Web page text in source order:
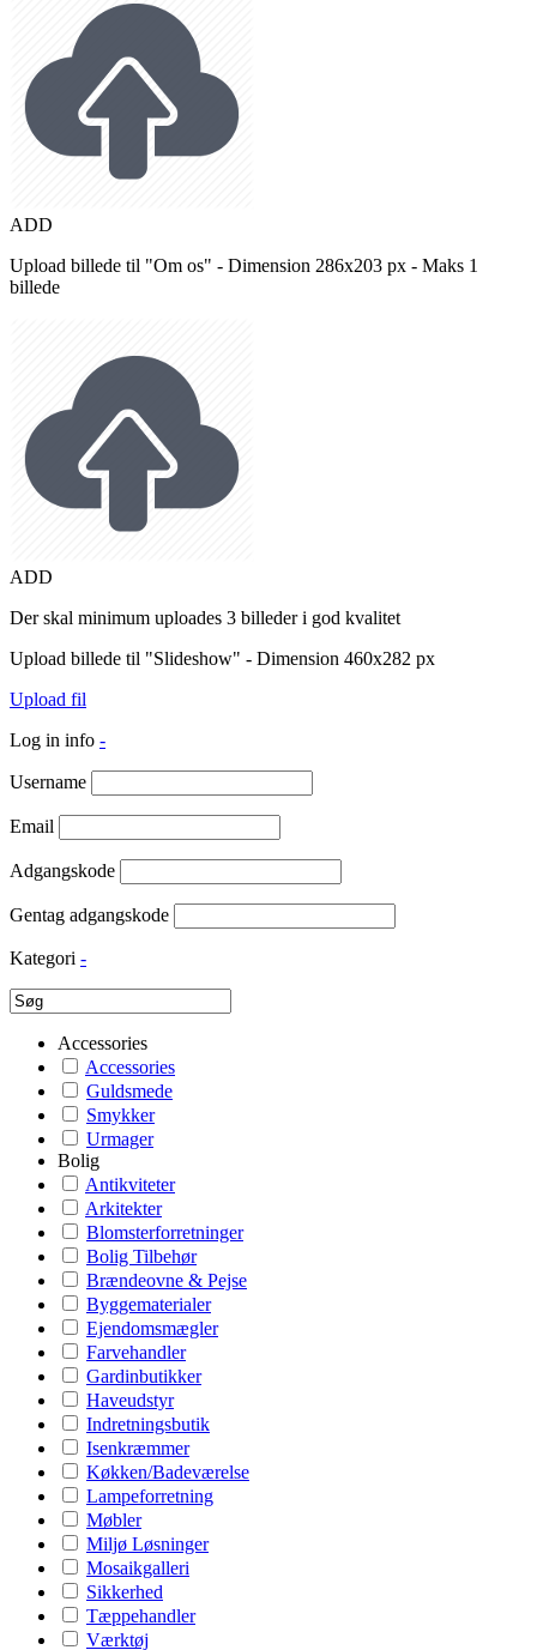
ADD
Upload billede til "Om os" - Dimension 286x203 px - Maks 1
billede
ADD
Der skal minimum uploades 3 billeder i god kvalitet
Upload billede til "Slideshow" - Dimension 460x282 px
Upload fil
Log in info -
Username
Email
Adgangskode
Gentag adgangskode
Kategori -
Accessories
Accessories
Guldsmede
Smykker
Urmager
Bolig
Antikviteter
Arkitekter
Blomsterforretninger
Bolig Tilbehør
Brændeovne & Pejse
Byggematerialer
Ejendomsmægler
Farvehandler
Gardinbutikker
Haveudstyr
Indretningsbutik
Isenkræmmer
Køkken/Badeværelse
Lampeforretning
Møbler
Miljø Løsninger
Mosaikgalleri
Sikkerhed
Tæppehandler
Værktøj